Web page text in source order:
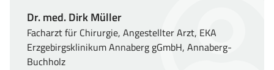
Dr. med. Dirk Müller
Facharzt für Chirurgie, Angestellter Arzt, EKA
Erzgebirgsklinikum Annaberg gGmbH, Annaberg-
Buchholz